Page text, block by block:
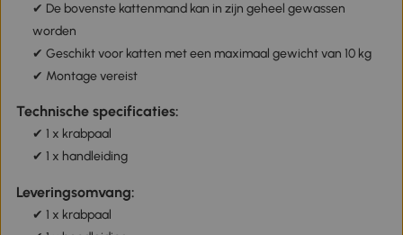
✔ De bovenste kattenmand kan in zijn geheel gewassen
worden
✔ Geschikt voor katten met een maximaal gewicht van 10 kg
✔ Montage vereist
Technische specificaties:
✔ 1 x krabpaal
✔ 1 x handleiding
Leveringsomvang:
✔ 1 x krabpaal